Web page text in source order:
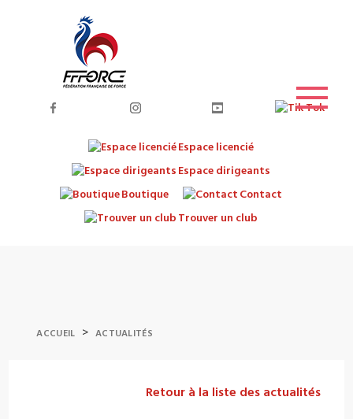
Espace licencié
Espace dirigeants
Boutique
Contact
Trouver un club
ACCUEIL > ACTUALITÉS
Retour à la liste des actualités